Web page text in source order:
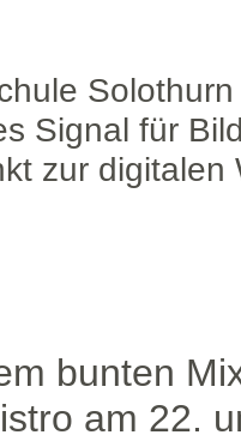
Signal für
zur digitalen
bunten
am 22.